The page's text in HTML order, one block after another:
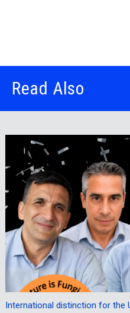
Read Also
International distinction for the